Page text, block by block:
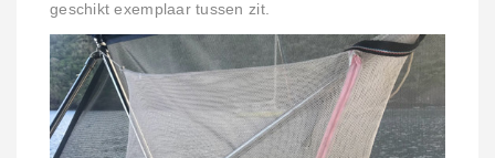
geschikt exemplaar tussen zit.